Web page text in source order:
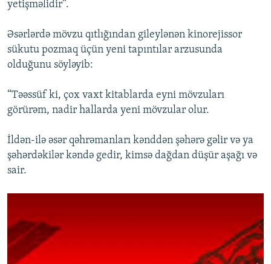
yetişməlidir”.
Əsərlərdə mövzu qıtlığından gileylənən kinorejissor
sükutu pozmaq üçün yeni tapıntılar arzusunda
olduğunu söyləyib:
“Təəssüf ki, çox vaxt kitablarda eyni mövzuları
görürəm, nadir hallarda yeni mövzular olur.
İldən-ilə əsər qəhrəmanları kənddən şəhərə gəlir və ya
şəhərdəkilər kəndə gedir, kimsə dağdan düşür aşağı və
sair.